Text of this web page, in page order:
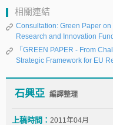
相關連結
Consultation: Green Paper
Research and Innovation
「GREEN PAPER - From
Strategic Framework for EU
石興亞 編譯整理
上稿時間： 2011年04月